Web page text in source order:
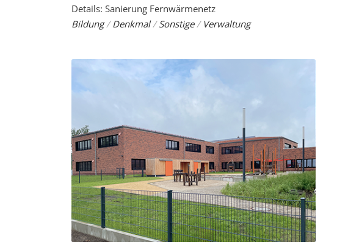
Details: Sanierung Fernwärmenetz
Bildung/Denkmal/Sonstige/ Verwaltung